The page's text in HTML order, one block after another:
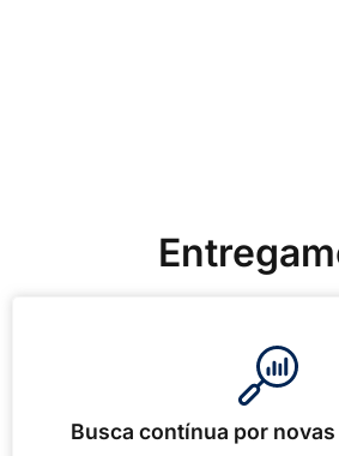
Busca contínua por